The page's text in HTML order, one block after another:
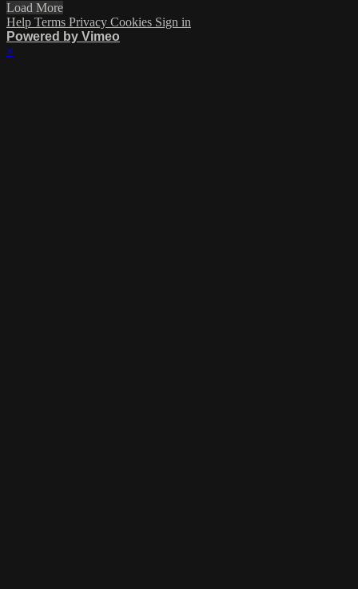
Load More
Help Terms Privacy Cookies Sign in
Powered by Vimeo
×